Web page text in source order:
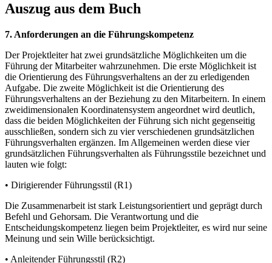
Auszug aus dem Buch
7. Anforderungen an die Führungskompetenz
Der Projektleiter hat zwei grundsätzliche Möglichkeiten um die
Führung der Mitarbeiter wahrzunehmen. Die erste Möglichkeit ist
die Orientierung des Führungsverhaltens an der zu erledigenden
Aufgabe. Die zweite Möglichkeit ist die Orientierung des
Führungsverhaltens an der Beziehung zu den Mitarbeitern. In einem
zweidimensionalen Koordinatensystem angeordnet wird deutlich,
dass die beiden Möglichkeiten der Führung sich nicht gegenseitig
ausschließen, sondern sich zu vier verschiedenen grundsätzlichen
Führungsverhalten ergänzen. Im Allgemeinen werden diese vier
grundsätzlichen Führungsverhalten als Führungsstile bezeichnet und
lauten wie folgt:
• Dirigierender Führungsstil (R1)
Die Zusammenarbeit ist stark Leistungsorientiert und geprägt durch
Befehl und Gehorsam. Die Verantwortung und die
Entscheidungskompetenz liegen beim Projektleiter, es wird nur seine
Meinung und sein Wille berücksichtigt.
• Anleitender Führungsstil (R2)